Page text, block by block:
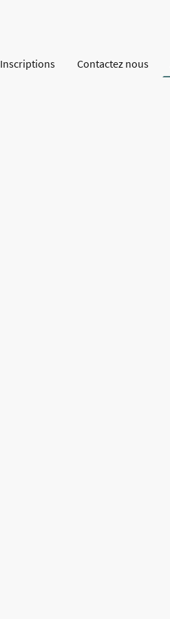
Inscriptions Contactez nous